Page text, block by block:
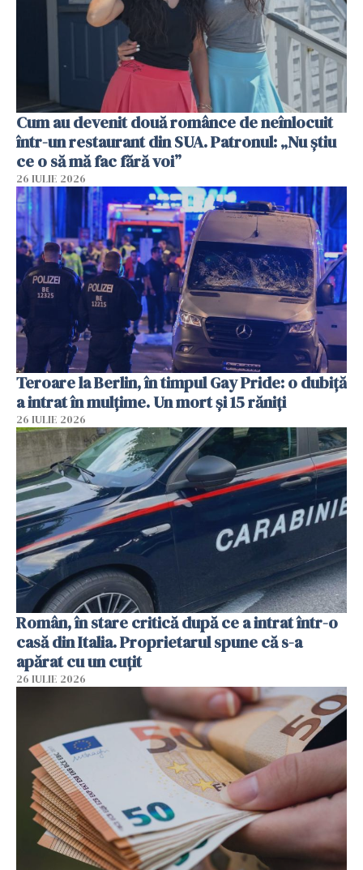
Cum au devenit două românce de neînlocuit
într-un restaurant din SUA. Patronul: „Nu știu
ce o să mă fac fără voi”
26 IULIE 2026
Teroare la Berlin, în timpul Gay Pride: o dubiță
a intrat în mulțime. Un mort și 15 răniți
26 IULIE 2026
Român, în stare critică după ce a intrat într-o
casă din Italia. Proprietarul spune că s-a
apărat cu un cuțit
26 IULIE 2026